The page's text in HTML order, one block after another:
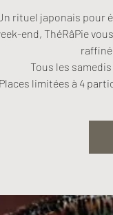
rituel japonais pour
end, ThéRâPie
Tous les
Places limitées à 4